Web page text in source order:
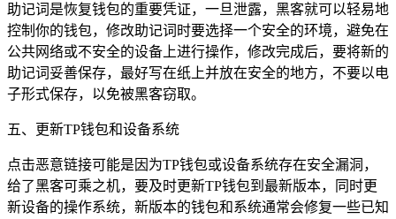
助记词是恢复钱包的重要凭证，一旦泄露，黑客就可以轻易地
控制你的钱包，修改助记词时要选择一个安全的环境，避免在
公共网络或不安全的设备上进行操作，修改完成后，要将新的
助记词妥善保存，最好写在纸上并放在安全的地方，不要以电
子形式保存，以免被黑客窃取。
五、更新TP钱包和设备系统
点击恶意链接可能是因为TP钱包或设备系统存在安全漏洞，
给了黑客可乘之机，要及时更新TP钱包到最新版本，同时更
新设备的操作系统，新版本的钱包和系统通常会修复一些已知